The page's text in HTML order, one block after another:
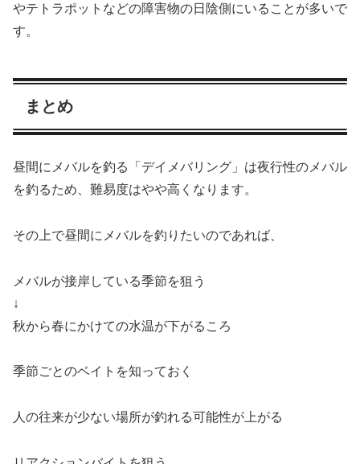
やテトラポットなどの障害物の日陰側にいることが多いで
す。
まとめ
昼間にメバルを釣る「デイメバリング」は夜行性のメバル
を釣るため、難易度はやや高くなります。
その上で昼間にメバルを釣りたいのであれば、
メバルが接岸している季節を狙う
↓
秋から春にかけての水温が下がるころ
季節ごとのベイトを知っておく
人の往来が少ない場所が釣れる可能性が上がる